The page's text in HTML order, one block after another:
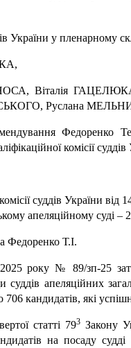
України у пленарному
Віталія
Руслана
Федоренко
комісії
суддів України
апеляційному суді –
Федоренко Т.І.
року № 89/зп-25
суддів апеляційних
кандидатів, які
статті 793 Закону
на посаду